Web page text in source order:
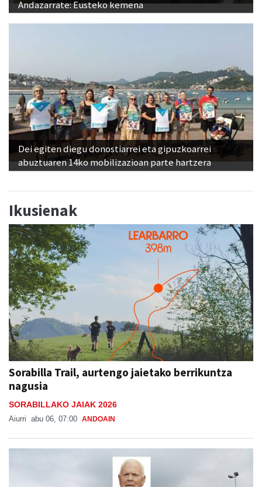
Dei egiten diegu donostiarrei eta gipuzkoarrei
abuztuaren 14ko mobilizazioan parte hartzera
Sorabilla Trail, aurtengo jaietako berrikuntza
nagusia
SORABILLAKO JAIAK 2026
Aiurri